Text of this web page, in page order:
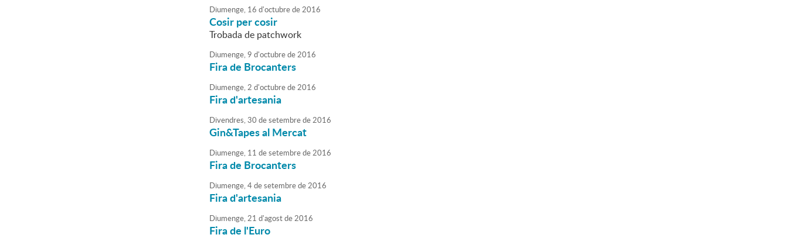
Diumenge, 16 d'octubrede2016
Cosir per cosir
Trobada de patchwork
Diumenge,9 d'octubrede2016
Fira de Brocanters
Diumenge,2 d'octubrede2016
Fira d'artesania
Divendres,30 desetembrede2016
Gin&Tapes al Mercat
Diumenge, 11 desetembrede2016
Fira de Brocanters
Diumenge,4desetembrede2016
Fira d'artesania
Diumenge,21 d'agostde2016
Fira de l'Euro